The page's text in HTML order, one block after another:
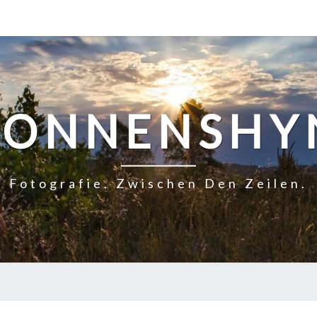
Fotografie. Zwischen Den Zeilen.